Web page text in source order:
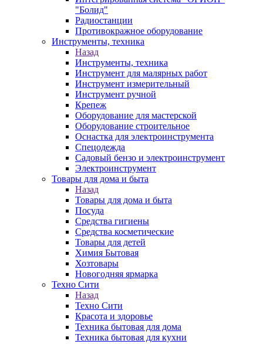
"Болид"
Радиостанции
Противокражное оборудование
Инструменты, техника
Назад
Инструменты, техника
Инструмент для малярных работ
Инструмент измерительный
Инструмент ручной
Крепеж
Оборудование для мастерской
Оборудование строительное
Оснастка для электроинструмента
Спецодежда
Садовый бензо и электроинструмент
Электроинструмент
Товары для дома и быта
Назад
Товары для дома и быта
Посуда
Средства гигиены
Средства косметические
Товары для детей
Химия Бытовая
Хозтовары
Новогодняя ярмарка
Техно Сити
Назад
Техно Сити
Красота и здоровье
Техника бытовая для дома
Техника бытовая для кухни